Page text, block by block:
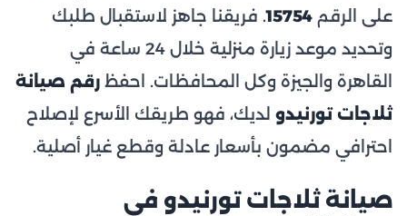
على الرقم 15754. فريقنا جاهز لاستقبال طلبك
وتحديد موعد زيارة منزلية خلال 24 ساعة في
القاهرة والجيزة وكل المحافظات. احفظ رقم صيانة
ثلاجات تورنيدو لديك، فهو طريقك الأسرع لإصلاح
احترافي مضمون بأسعار عادلة وقطع غيار أصلية.
صيانة ثلاجات تورنيدو في